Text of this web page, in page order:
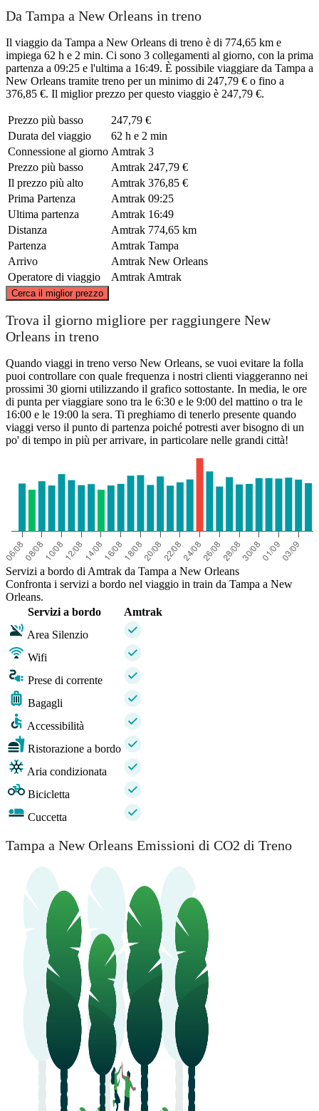
Da Tampa a New Orleans in treno
Il viaggio da Tampa a New Orleans di treno è di 774,65 km e
impiega 62 h e 2 min. Ci sono 3 collegamenti al giorno, con la prima
partenza a 09:25 e l'ultima a 16:49. È possibile viaggiare da Tampa a
New Orleans tramite treno per un minimo di 247,79 € o fino a
376,85 €. Il miglior prezzo per questo viaggio è 247,79 €.
Prezzo più basso
247,79 €
Durata del viaggio
62 h e 2 min
Connessione al giorno Amtrak 3
Prezzo più basso
Amtrak 247,79 €
Il prezzo più alto
Amtrak 376,85 €
Prima Partenza
Amtrak 09:25
Ultima partenza
Amtrak 16:49
Distanza
Amtrak 774,65 km
Partenza
Amtrak Tampa
Arrivo
Amtrak New Orleans
Operatore di viaggio
Amtrak Amtrak
Cerca il miglior prezzo
Tampa, FL
©CARTO
Trova il giorno migliore per raggiungere New
Orleans in treno
Quando viaggi in treno verso New Orleans, se vuoi evitare la folla
puoi controllare con quale frequenza i nostri clienti viaggeranno nei
prossimi 30 giorni utilizzando il grafico sottostante. In media, le ore
di punta per viaggiare sono tra le 6:30 e le 9:00 del mattino o tra le
16:00 e le 19:00 la sera. Ti preghiamo di tenerlo presente quando
viaggi verso il punto di partenza poiché potresti aver bisogno di un
po' di tempo in più per arrivare, in particolare nelle grandi città!
Servizi a bordo di Amtrak da Tampa a New Orleans
Confronta i servizi a bordo nel viaggio in train da Tampa a New
Orleans.
Servizi a bordo
Amtrak
Area Silenzio
Wifi
Prese di corrente
Bagagli
Accessibilità
Ristorazione a bordo
Aria condizionata
Bicicletta
Cuccetta
Tampa a New Orleans Emissioni di CO2 di Treno